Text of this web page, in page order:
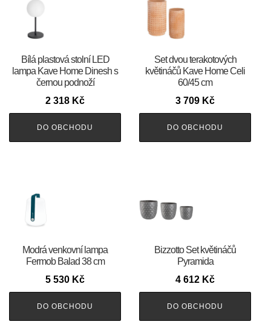
Bílá plastová stolní LED
lampa Kave Home Dinesh s
černou podnoží
2 318 Kč
DO OBCHODU
Set dvou terakotových
květináčů Kave Home Celi
60/45 cm
3 709 Kč
DO OBCHODU
Modrá venkovní lampa
Fermob Balad 38 cm
5 530 Kč
DO OBCHODU
Bizzotto Set květináčů
Pyramida
4 612 Kč
DO OBCHODU